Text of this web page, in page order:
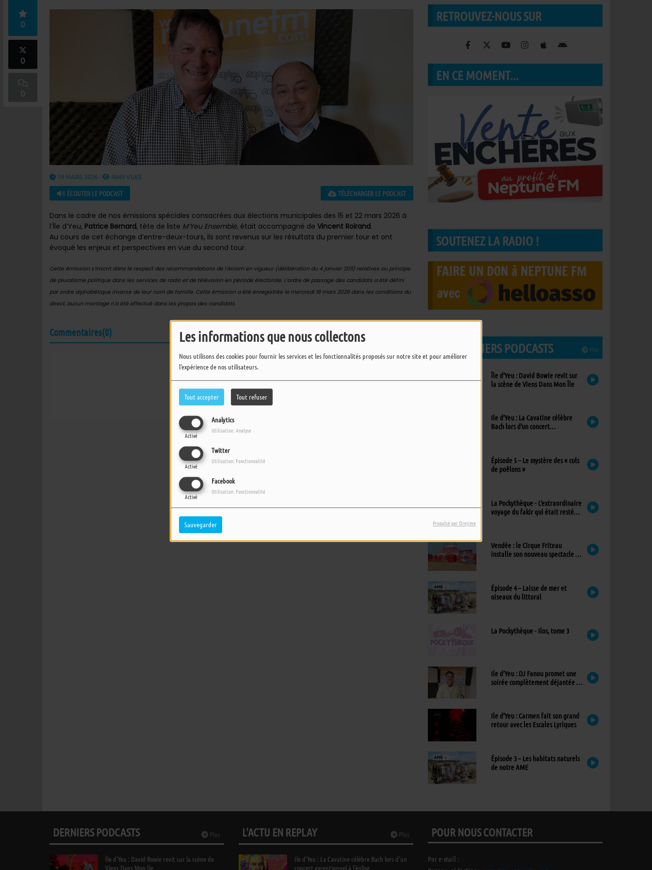
Les informations que nous collectons
Nous utilisons des cookies pour fournir les services et les fonctionnalités proposés sur notre site et pour améliorer
l'expérience de nos utilisateurs.
Tout accepter Tout refuser
Analytics
Activé
Utilisation: Analyse
Twitter
Activé
Utilisation: Fonctionnalité
Facebook
Activé
Utilisation: Fonctionnalité
Sauvegarder Propulsé par Orejime
0
0
0
19 MARS 2026 - 4849 VUES
ÉCOUTER LE PODCAST TÉLÉCHARGER LE PODCAST
Dans le cadre de nos émissions spéciales consacrées aux élections municipales des 15 et 22 mars 2026 à
l’Île d’Yeu, Patrice Bernard, tête de liste M’Yeu Ensemble, était accompagné de Vincent Roirand.
Au cours de cet échange d’entre-deux-tours, ils sont revenus sur les résultats du premier tour et ont
évoqué les enjeux et perspectives en vue du second tour.
Cette émission s’inscrit dans le respect des recommandations de l’Arcom en vigueur (délibération du 4 janvier 2011) relatives au principe
de pluralisme politique dans les services de radio et de télévision en période électorale. L’ordre de passage des candidats a été défini
par ordre alphabétique inverse de leur nom de famille. Cette émission a été enregistrée le mercredi 18 mars 2026 dans les conditions du
direct, aucun montage n'a été effectué dans les propos des candidats.
Commentaires(0)
Connectez-vous pour commenter cet article
SE CONNECTER
RETROUVEZ-NOUS SUR
EN CE MOMENT...
SOUTENEZ LA RADIO !
Plus
LES DERNIERS PODCASTS
Île d’Yeu : David Bowie revit sur
la scène de Viens Dans Mon Île
Ile d’Yeu : La Cavatine célèbre
Bach lors d’un concert
Épisode 5 – Le mystère des « culs
de poêlons »
La Pockythèque - L'extraordinaire
voyage du fakir qui était resté
Vendée : le Cirque Friteau
installe son nouveau spectacle à
Épisode 4 – Laisse de mer et
oiseaux du littoral
La Pockythèque - Ilos, tome 3
Ile d’Yeu : DJ Fanou promet une
soirée complètement déjantée à
Ile d’Yeu : Carmen fait son grand
retour avec les Escales Lyriques
Épisode 3 – Les habitats naturels
de notre AME
Plus
DERNIERS PODCASTS
Île d’Yeu : David Bowie revit sur la scène de
Viens Dans Mon Île
Plus
L'ACTU EN REPLAY
Ile d’Yeu : La Cavatine célèbre Bach lors d’un
concert exceptionnel à l’église
POUR NOUS CONTACTER
Par e-mail :